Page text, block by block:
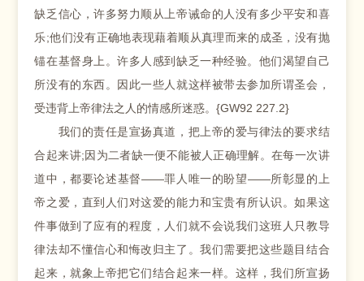
缺乏信心，许多努力顺从上帝诫命的人没有多少平安和喜
乐;他们没有正确地表现藉着顺从真理而来的成圣，没有抛
锚在基督身上。许多人感到缺乏一种经验。他们渴望自己
所没有的东西。因此一些人就这样被带去参加所谓圣会，
受违背上帝律法之人的情感所迷惑。{GW92 227.2}
我们的责任是宣扬真道，把上帝的爱与律法的要求结
合起来讲;因为二者缺一便不能被人正确理解。在每一次讲
道中，都要论述基督——罪人唯一的盼望——所彰显的上
帝之爱，直到人们对这爱的能力和宝贵有所认识。如果这
件事做到了应有的程度，人们就不会说我们这班人只教导
律法却不懂信心和悔改归主了。我们需要把这些题目结合
起来，就象上帝把它们结合起来一样。这样，我们所宣扬